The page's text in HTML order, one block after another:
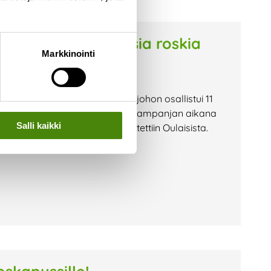
Markkinointi
Salli kaikki
lähes 1400 pussia roskia
Roskajahti-kampanjan, johon osallistui 11
roskien keräämisessä. Kampanjan aikana
kerättyjä roskapusseja ilmoitettiin Oulaisista.